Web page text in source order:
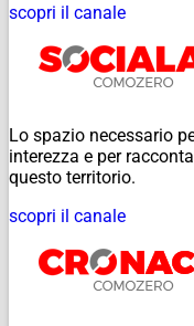
scopri il canale
Lo spazio necessario
interezza e per
questo territorio.
scopri il canale